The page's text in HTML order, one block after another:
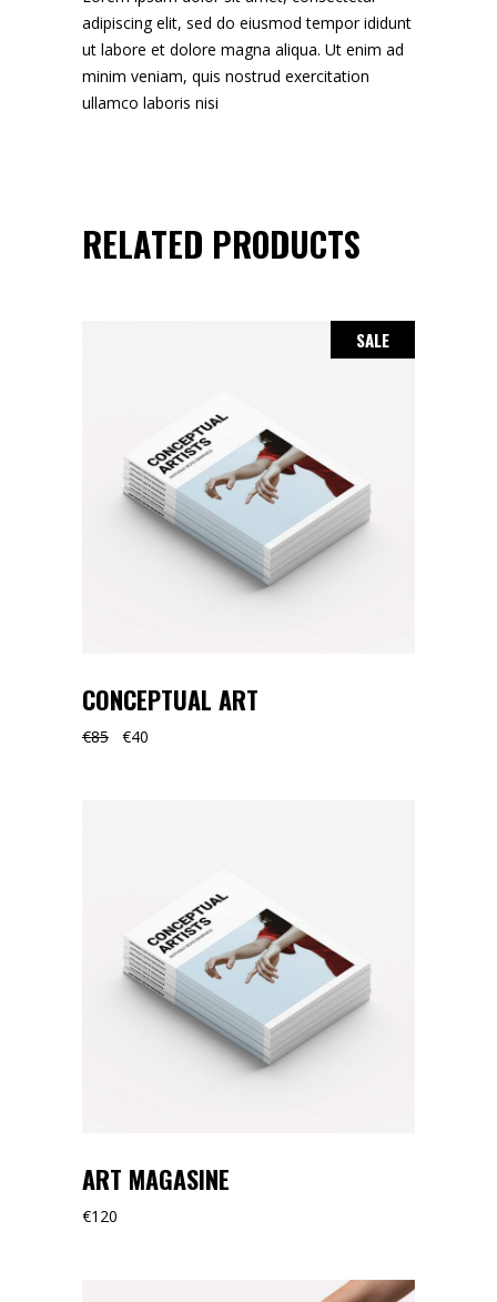
adipiscing elit, sed do eiusmod tempor ididunt
ut labore et dolore magna aliqua. Ut enim ad
minim veniam, quis nostrud exercitation
ullamco laboris nisi
RELATED PRODUCTS
SALE
CONCEPTUAL ART
€85 €40
ART MAGASINE
€120